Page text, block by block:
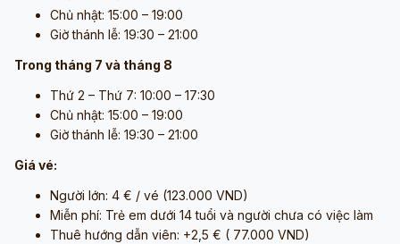
Chủ nhật: 15:00 – 19:00
Giờ thánh lễ: 19:30 – 21:00
Trong tháng 7 và tháng 8
Thứ 2 – Thứ 7: 10:00 – 17:30
Chủ nhật: 15:00 – 19:00
Giờ thánh lễ: 19:30 – 21:00
Giá vé:
Người lớn: 4 € / vé (123.000 VND)
Miễn phí: Trẻ em dưới 14 tuổi và người chưa có việc làm
Thuê hướng dẫn viên: +2,5 € ( 77.000 VND)